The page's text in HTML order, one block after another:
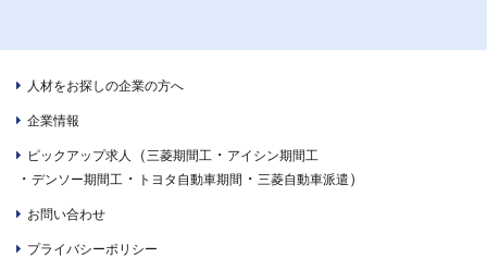
人材をお探しの企業の方へ
企業情報
ピックアップ求人
（三菱期間工 ・ アイシン期間工
・ デンソー期間工 ・ トヨタ自動車期間 ・ 三菱自動車派遣）
お問い合わせ
プライバシーポリシー